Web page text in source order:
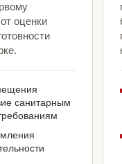
оценки
санитарным